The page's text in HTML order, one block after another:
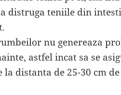
distruga teniile din
nu genereaza
astfel incat sa se
la distanta de 25-30 cm